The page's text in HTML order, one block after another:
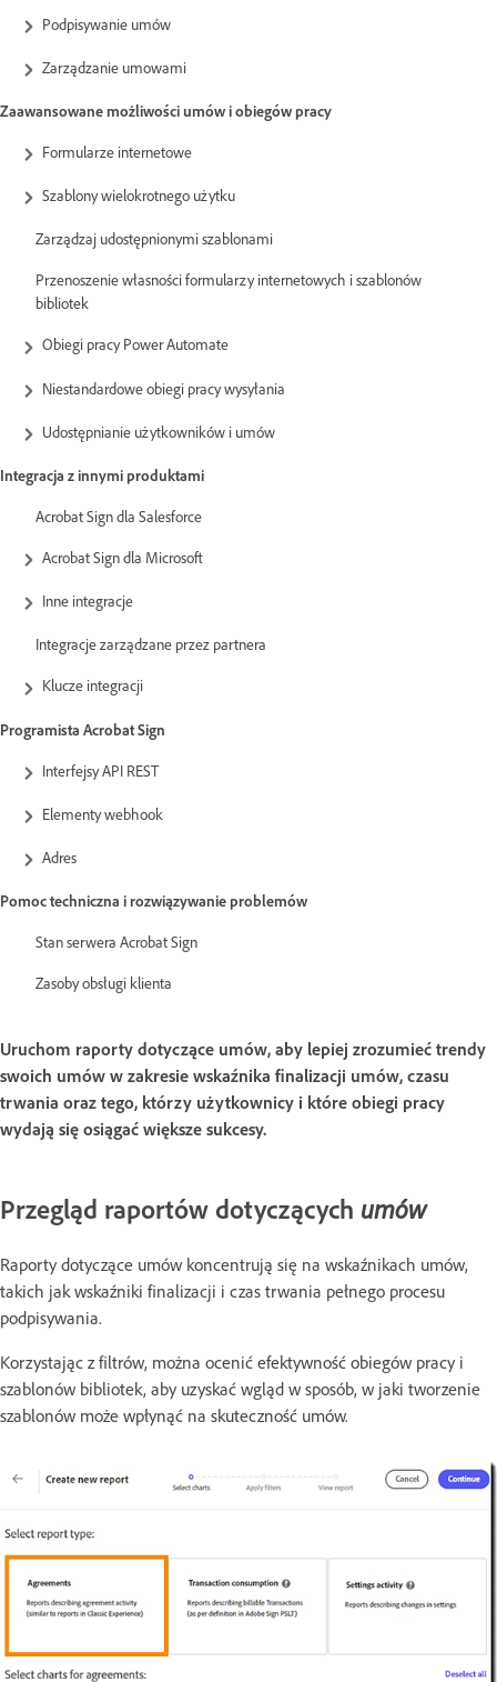
Podpisywanie umów
Zarządzanie umowami
Zaawansowane możliwości umów i obiegów pracy
Formularze internetowe
Szablony wielokrotnego użytku
Zarządzaj udostępnionymi szablonami
Przenoszenie własności formularzy internetowych i szablonów
bibliotek
Obiegi pracy Power Automate
Niestandardowe obiegi pracy wysyłania
Udostępnianie użytkowników i umów
Integracja z innymi produktami
Acrobat Sign dla Salesforce
Acrobat Sign dla Microsoft
Inne integracje
Integracje zarządzane przez partnera
Klucze integracji
Programista Acrobat Sign
Interfejsy API REST
Elementy webhook
Adres
Pomoc techniczna i rozwiązywanie problemów
Stan serwera Acrobat Sign
Zasoby obsługi klienta
Uruchom raporty dotyczące umów, aby lepiej zrozumieć trendy
swoich umów w zakresie wskaźnika finalizacji umów, czasu
trwania oraz tego, którzy użytkownicy i które obiegi pracy
wydają się osiągać większe sukcesy.
Przegląd raportów dotyczących umów
Raporty dotyczące umów koncentrują się na wskaźnikach umów,
takich jak wskaźniki finalizacji i czas trwania pełnego procesu
podpisywania.
Korzystając z filtrów, można ocenić efektywność obiegów pracy i
szablonów bibliotek, aby uzyskać wgląd w sposób, w jaki tworzenie
szablonów może wpłynąć na skuteczność umów.